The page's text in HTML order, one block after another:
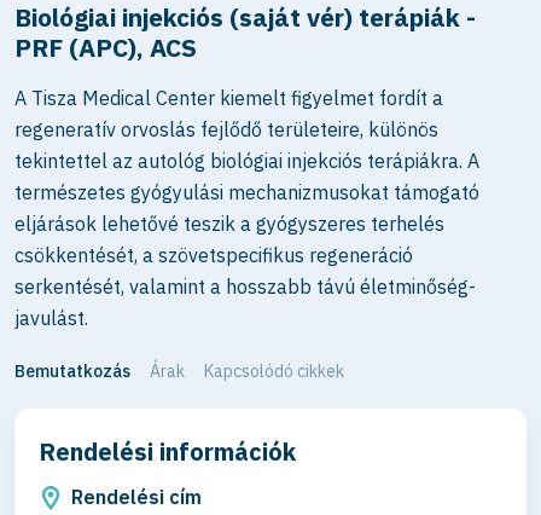
Biológiai injekciós (saját vér) terápiák -
PRF (APC), ACS
A Tisza Medical Center kiemelt figyelmet fordít a
regeneratív orvoslás fejlődő területeire, különös
tekintettel az autológ biológiai injekciós terápiákra. A
természetes gyógyulási mechanizmusokat támogató
eljárások lehetővé teszik a gyógyszeres terhelés
csökkentését, a szövetspecifikus regeneráció
serkentését, valamint a hosszabb távú életminőség-
javulást.
Bemutatkozás Árak Kapcsolódó cikkek
Rendelési információk
Rendelési cím